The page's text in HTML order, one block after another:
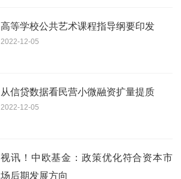
高等学校公共艺术课程指导纲要印发
2022-12-05
从信贷数据看民营小微融资扩量提质
2022-12-05
视讯！中欧基金：政策优化符合资本市
场后期发展方向